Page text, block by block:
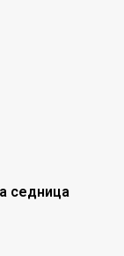
седница